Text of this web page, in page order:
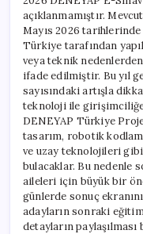
açıklanmamıştır.
Mayıs 2026
Türkiye tarafından
veya teknik
ifade edilmiştir. Bu yıl
sayısındaki artışla
teknoloji ile
DENEYAP Türkiye
tasarım, robotik
ve uzay teknolojileri
bulacaklar. Bu nedenle
aileleri için büyük bir
günlerde sonuç
adayların sonraki
detayların